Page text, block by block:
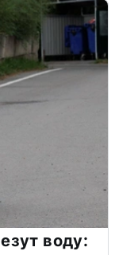
воду: